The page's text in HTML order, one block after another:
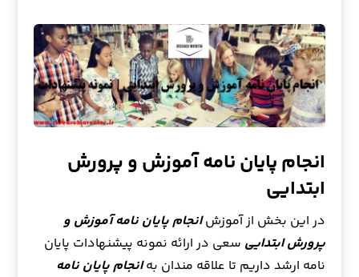
انجام پایان نامه آموزش و پرورش
ابتدایی
در این بخش از آموزشانجام پایان نامه آموزش و
پرورش ابتدایی سعی در ارائه نمونه پیشنهادات پایان
نامه ارشد داریم تا علاقه مندان بهانجام پایان نامه